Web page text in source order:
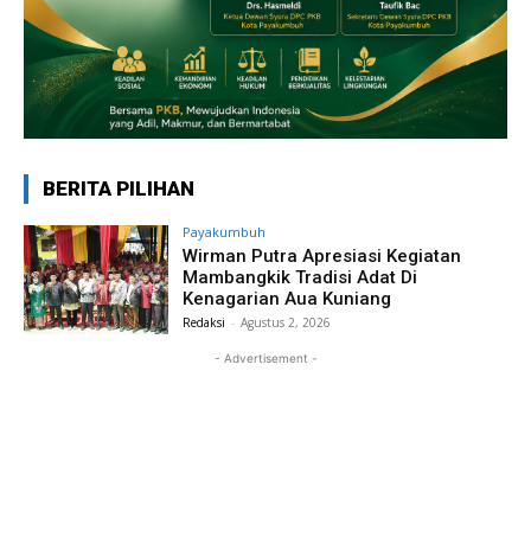
BERITA PILIHAN
Payakumbuh
Wirman Putra Apresiasi Kegiatan
Mambangkik Tradisi Adat Di
Kenagarian Aua Kuniang
Redaksi - Agustus 2, 2026
- Advertisement -